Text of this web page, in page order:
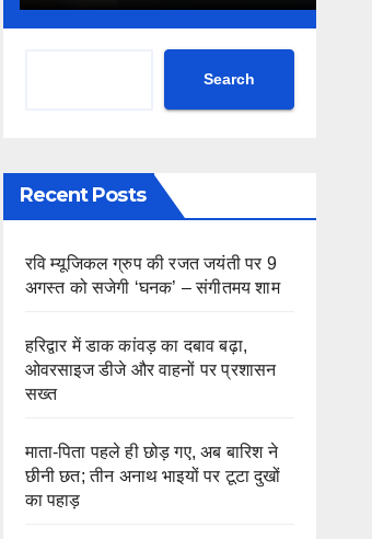
Search
Recent Posts
रवि म्यूजिकल ग्रुप की रजत जयंती पर 9
अगस्त को सजेगी ‘घनक’ – संगीतमय शाम
हरिद्वार में डाक कांवड़ का दबाव बढ़ा,
ओवरसाइज डीजे और वाहनों पर प्रशासन
सख्त
माता-पिता पहले ही छोड़ गए, अब बारिश ने
छीनी छत; तीन अनाथ भाइयों पर टूटा दुखों
का पहाड़